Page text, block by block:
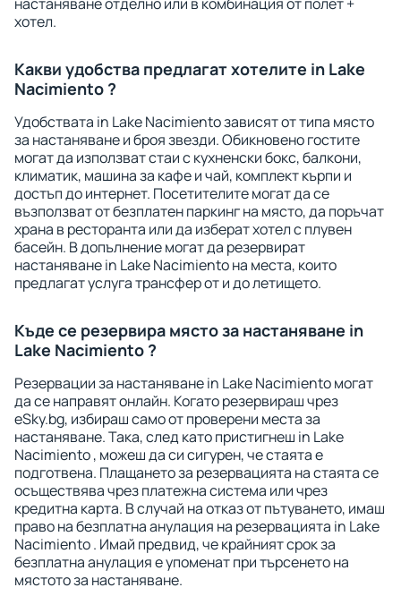
хотел.
Какви удобства предлагат хотелите in Lake
Nacimiento ?
Удобствата in Lake Nacimiento зависят от типа място
за настаняване и броя звезди. Обикновено гостите
могат да използват стаи с кухненски бокс, балкони,
климатик, машина за кафе и чай, комплект кърпи и
достъп до интернет. Посетителите могат да се
възползват от безплатен паркинг на място, да поръчат
храна в ресторанта или да изберат хотел с плувен
басейн. В допълнение могат да резервират
настаняване in Lake Nacimiento на места, които
предлагат услуга трансфер от и до летището.
Къде се резервира място за настаняване in
Lake Nacimiento ?
Резервации за настаняване in Lake Nacimiento могат
да се направят онлайн. Когато резервираш чрез
eSky.bg, избираш само от проверени места за
настаняване. Така, след като пристигнеш in Lake
Nacimiento , можеш да си сигурен, че стаята е
подготвена. Плащането за резервацията на стаята се
осъществява чрез платежна система или чрез
кредитна карта. В случай на отказ от пътуването, имаш
право на безплатна анулация на резервацията in Lake
Nacimiento . Имай предвид, че крайният срок за
безплатна анулация е упоменат при търсенето на
мястото за настаняване.